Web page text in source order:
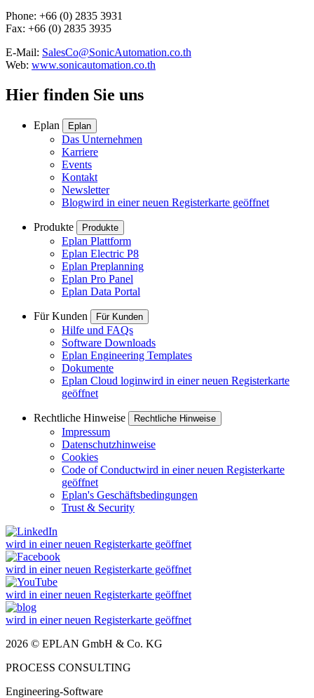
Phone: +66 (0) 2835 3931
Fax: +66 (0) 2835 3935
E-Mail: SalesCo@SonicAutomation.co.th
Web: www.sonicautomation.co.th
Hier finden Sie uns
Eplan Eplan
Das Unternehmen
Karriere
Events
Kontakt
Newsletter
Blogwird in einer neuen Registerkarte geöffnet
Produkte Produkte
Eplan Plattform
Eplan Electric P8
Eplan Preplanning
Eplan Pro Panel
Eplan Data Portal
Für Kunden Für Kunden
Hilfe und FAQs
Software Downloads
Eplan Engineering Templates
Dokumente
Eplan Cloud loginwird in einer neuen Registerkarte
geöffnet
Rechtliche Hinweise Rechtliche Hinweise
Impressum
Datenschutzhinweise
Cookies
Code of Conductwird in einer neuen Registerkarte
geöffnet
Eplan's Geschäftsbedingungen
Trust & Security
wird in einer neuen Registerkarte geöffnet
wird in einer neuen Registerkarte geöffnet
wird in einer neuen Registerkarte geöffnet
wird in einer neuen Registerkarte geöffnet
2026 © EPLAN GmbH & Co. KG
PROCESS CONSULTING
Engineering-Software